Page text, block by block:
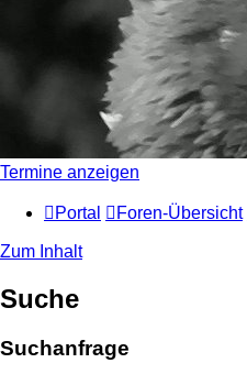
Termine anzeigen
Portal Foren-Übersicht
Zum Inhalt
Suche
Suchanfrage